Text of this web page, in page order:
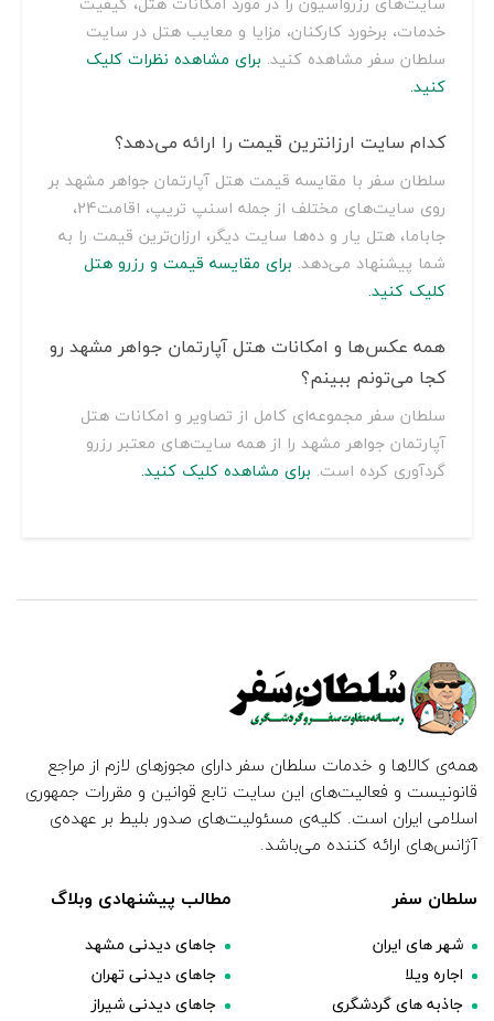
خدمات، برخورد کارکنان، مزایا و معایب هتل در سایت
سلطان سفر مشاهده کنید. برای مشاهده نظرات کلیک
کنید.
کدام سایت ارزانترین قیمت را ارائه می‌دهد؟
سلطان سفر با مقایسه قیمت هتل آپارتمان جواهر مشهد بر
روی سایت‌های مختلف از جمله اسنپ تریپ، اقامت24،
جاباما، هتل یار و ده‌ها سایت دیگر، ارزان‌ترین قیمت را به
شما پیشنهاد می‌دهد. برای مقایسه قیمت و رزرو هتل
کلیک کنید.
همه عکس‌ها و امکانات هتل آپارتمان جواهر مشهد رو
کجا می‌تونم ببینم؟
سلطان سفر مجموعه‌ای کامل از تصاویر و امکانات هتل
آپارتمان جواهر مشهد را از همه سایت‌های معتبر رزرو
گردآوری کرده است. برای مشاهده کلیک کنید.
همه‌ی کالاها و خدمات سلطان سفر دارای مجوزهای لازم از مراجع
قانونیست و فعالیت‌های این سایت تابع قوانین و مقررات جمهوری
اسلامی ایران است. کلیه‌ی مسئولیت‌های صدور بلیط بر عهده‌ی
آژانس‌های ارائه کننده می‌باشد.
سلطان سفر
شهر های ایران
اجاره ویلا
جاذبه های گردشگری
مطالب پیشنهادی وبلاگ
جاهای دیدنی مشهد
جاهای دیدنی تهران
جاهای دیدنی شیراز